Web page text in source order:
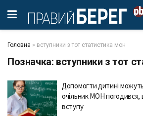
Головна » вступники з тот статистика мон
Позначка: вступники з тот
Допомогти дитині
очільник МОН
вступу